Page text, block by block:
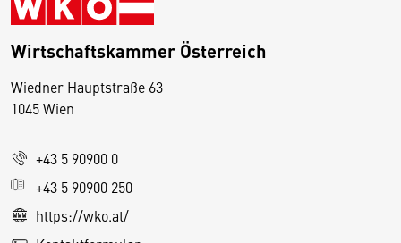
Wirtschaftskammer Österreich
Wiedner Hauptstraße 63
1045 Wien
+43 5 90900 0
+43 5 90900 250
https://wko.at/
D
s
e
S
e